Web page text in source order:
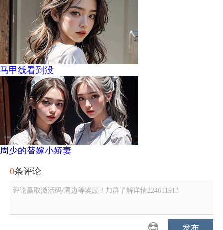
马甲线看到没
周少的替嫁小娇妻
0条评论
评论赢取激活码/周边等奖励！加群了解详情224611913
发布